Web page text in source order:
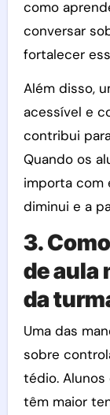
como
conversar
fortalecer
Além disso,
acessível e
contribui
Quando os
importa com
diminui e a
3.
de aula
da
Uma das
sobre
tédio.
têm maior